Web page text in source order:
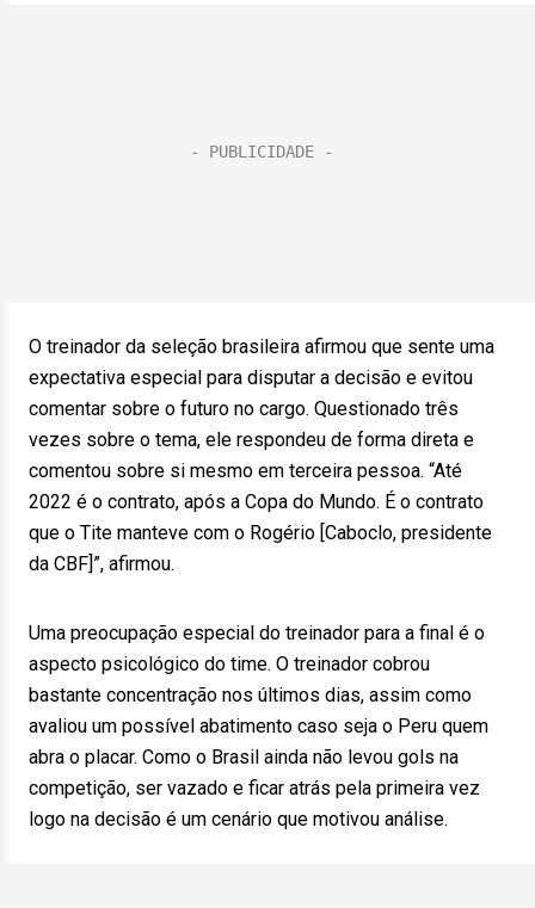
O treinador da seleção brasileira afirmou que sente uma
expectativa especial para disputar a decisão e evitou
comentar sobre o futuro no cargo. Questionado três
vezes sobre o tema, ele respondeu de forma direta e
comentou sobre si mesmo em terceira pessoa. “Até
2022 é o contrato, após a Copa do Mundo. É o contrato
que o Tite manteve com o Rogério [Caboclo, presidente
da CBF]”, afirmou.
Uma preocupação especial do treinador para a final é o
aspecto psicológico do time. O treinador cobrou
bastante concentração nos últimos dias, assim como
avaliou um possível abatimento caso seja o Peru quem
abra o placar. Como o Brasil ainda não levou gols na
competição, ser vazado e ficar atrás pela primeira vez
logo na decisão é um cenário que motivou análise.